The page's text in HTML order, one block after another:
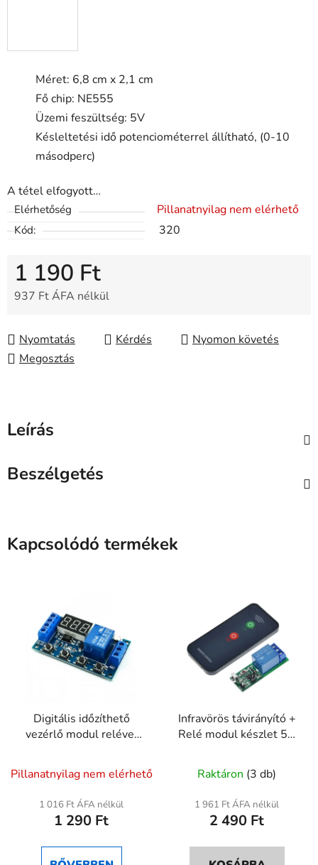
Méret: 6,8 cm x 2,1 cm
Fő chip: NE555
Üzemi feszültség: 5V
Késleltetési idő potenciométerrel állítható, (0-10
másodperc)
A tétel elfogyott…
Elérhetőség Pillanatnyilag nem elérhető
Kód: 320
1 190 Ft
937 Ft ÁFA nélkül
Nyomtatás
Kérdés
Nyomon követés
Megosztás
Leírás
Beszélgetés
Kapcsolódó termékek
Digitális időzíthető
vezérlő modul relével
Pillanatnyilag nem elérhető
1 016 Ft ÁFA nélkül
1 290 Ft
Infravörös távirányító +
Relé modul készlet 5V
kapcsolómodul
Raktáron (3 db)
1 961 Ft ÁFA nélkül
2 490 Ft